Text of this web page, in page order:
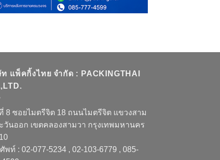
แพ็คกิ้งไทย จำกัด : PACKINGTHAI
8 ซอยไมตรีจิต 18 ถนนไมตรีจิต แขวงสาม
วันออก เขตคลองสามวา กรุงเทพมหานคร
พท์ : 02-077-5234 , 02-103-6779 , 085-